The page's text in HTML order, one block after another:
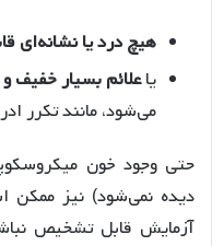
هیچ درد یا نشانه‌ای
یاعلائم بسیار خفیف
می‌شود، مانند تکرر
حتی وجود خون
دیده نمی‌شود) نیز ممکن
آزمایش قابل تشخیص